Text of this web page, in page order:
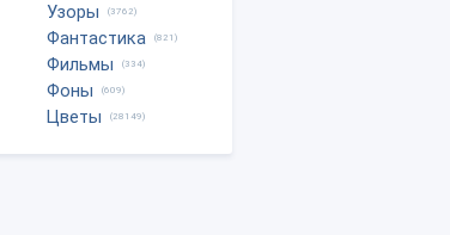
Узоры (3762)
Фантастика (821)
Фильмы (334)
Фоны (609)
Цветы (28149)